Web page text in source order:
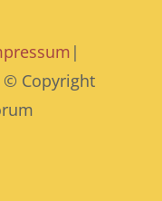
|
Copyright